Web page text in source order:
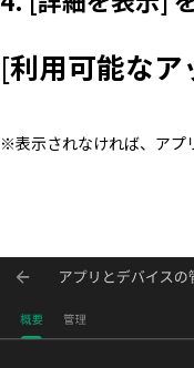
[利用可能なア
※表示されなければ、アプ